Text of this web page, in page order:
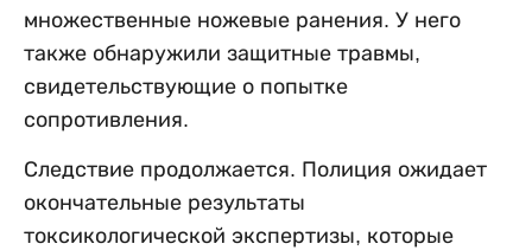
множественные ножевые ранения. У него
также обнаружили защитные травмы,
свидетельствующие о попытке
сопротивления.
Следствие продолжается. Полиция ожидает
окончательные результаты
токсикологической экспертизы, которые